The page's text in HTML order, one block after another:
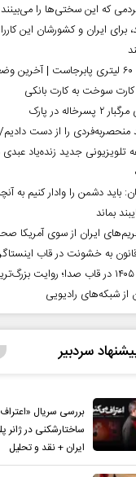
که این سختی‌ها را
برای ایران و کشورشان این
سهمیه ۶۰ لیتری پابرجاست | آخرین
سوخت به کارت بانکی
در پارک
تلویزیونی جدید زنده‌یاد عبدی
باید دشمن را وادار کنیم به
بماند
ایران از سوی آمریکا
به خشونت در قاب
اربعین ۱۴۰۵ در قاب صدا؛ روایت
از شبکه‌های رادیویی
سردبیر
بررسی سریال
ساختارشکنی در ژانر
ایران + نقد و تحلیل